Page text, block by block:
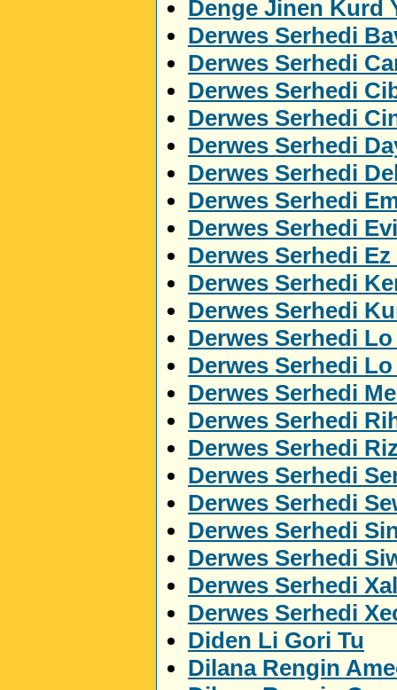
Denge Jinen Kurd
Derwes Serhedi
Derwes Serhedi
Derwes Serhedi
Derwes Serhedi
Derwes Serhedi
Derwes Serhedi
Derwes Serhedi
Derwes Serhedi
Derwes Serhedi
Derwes Serhedi
Derwes Serhedi
Derwes Serhedi
Derwes Serhedi
Derwes Serhedi
Derwes Serhedi
Derwes Serhedi
Derwes Serhedi
Derwes Serhedi
Derwes Serhedi
Derwes Serhedi
Derwes Serhedi
Derwes Serhedi
Diden Li Gori Tu
Dilana Rengin